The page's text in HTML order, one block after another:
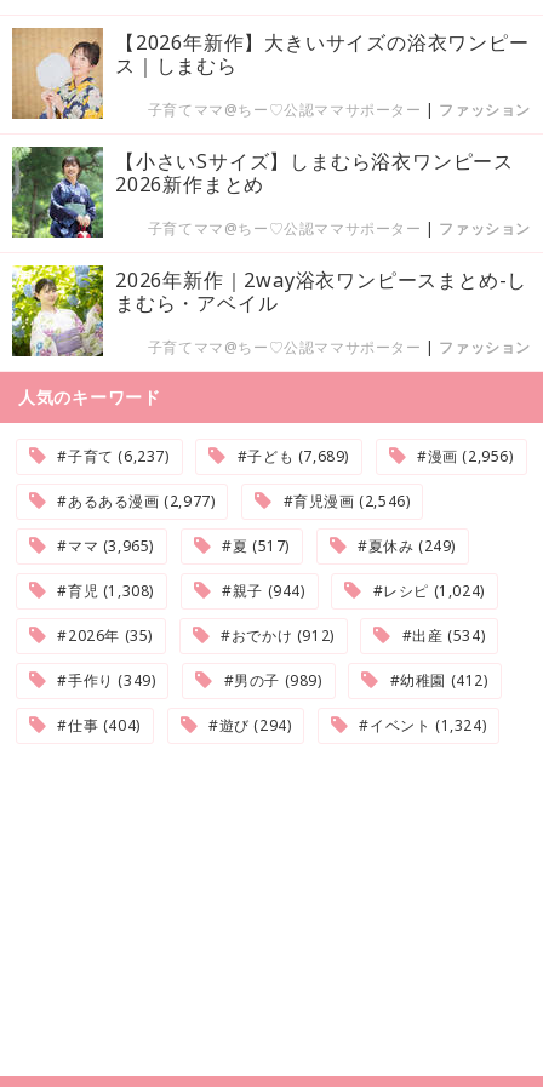
【2026年新作】大きいサイズの浴衣ワンピー
ス｜しまむら
子育てママ@ちー♡公認ママサポーター | ファッション
【小さいSサイズ】しまむら浴衣ワンピース
2026新作まとめ
子育てママ@ちー♡公認ママサポーター | ファッション
2026年新作｜2way浴衣ワンピースまとめ-し
まむら・アベイル
子育てママ@ちー♡公認ママサポーター | ファッション
人気のキーワード
#子育て (6,237) #子ども (7,689) #漫画 (2,956)
#あるある漫画 (2,977) #育児漫画 (2,546)
#ママ (3,965) #夏 (517) #夏休み (249)
#育児 (1,308) #親子 (944) #レシピ (1,024)
#2026年 (35) #おでかけ (912) #出産 (534)
#手作り (349) #男の子 (989) #幼稚園 (412)
#仕事 (404) #遊び (294) #イベント (1,324)